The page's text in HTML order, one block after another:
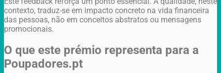
contexto, traduz-se em impacto concreto na vida financeira
das pessoas, não em conceitos abstratos ou mensagens
promocionais.
O que este prémio representa para a
Poupadores.pt